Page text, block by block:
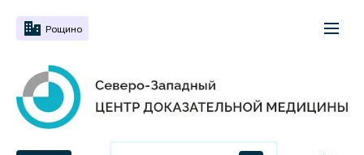
Рощино